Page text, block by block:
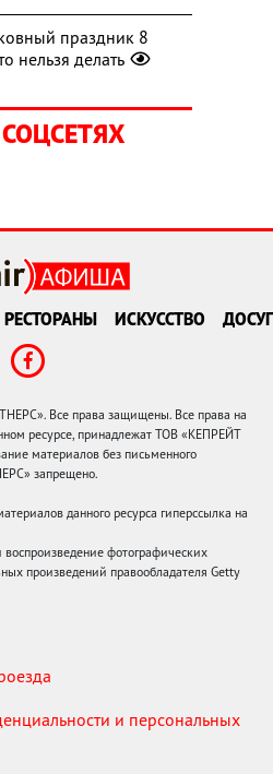
праздник 8
нельзя делать
РЕСТОРАНЫ ИСКУССТВО ДОСУГ
Все права защищены. Все права на
ресурсе, принадлежат ТОВ «КЕПРЕЙТ
материалов без письменного
запрещено.
данного ресурса гиперссылка на
фотографических
произведений правообладателя Getty
и персональных